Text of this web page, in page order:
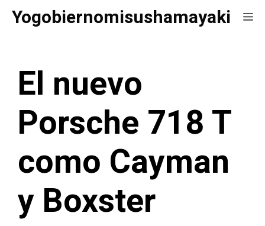
SaltarYogobiernomisushamayaki
El nuevo
Porsche 718 T
como Cayman
y Boxster